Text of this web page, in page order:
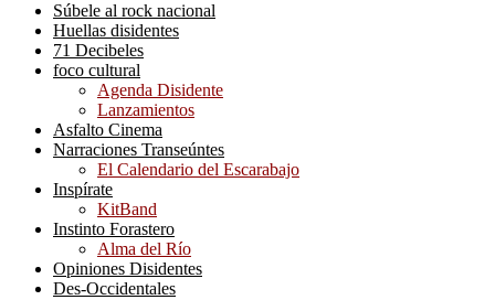
Súbele al rock nacional
Huellas disidentes
71 Decibeles
foco cultural
Agenda Disidente
Lanzamientos
Asfalto Cinema
Narraciones Transeúntes
El Calendario del Escarabajo
Inspírate
KitBand
Instinto Forastero
Alma del Río
Opiniones Disidentes
Des-Occidentales